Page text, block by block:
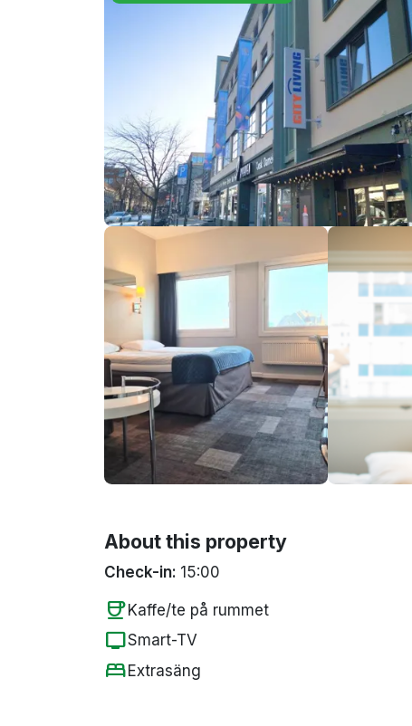
About this property
Check-in: 15:00
coffeeKaffe/te på rummet
tvSmart-TV
bedExtrasäng